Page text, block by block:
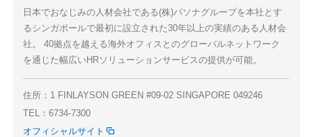
日本でおなじみの人材会社である(株)パソナグループを本社とす
るシンガポールで最初に設立された30年以上の実績のある人材会
社。 40拠点を越える海外オフィスとのグローバルネットワーク
を通じた幅広いHRソリューションサービスの提供が可能。
住所：1 FINLAYSON GREEN #09-02 SINGAPORE 049246
TEL：6734-7300
オフィシャルサイト